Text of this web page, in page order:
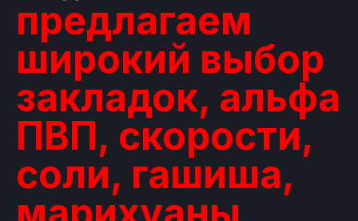
предлагаем
широкий выбор
закладок, альфа
ПВП, скорости,
соли, гашиша,